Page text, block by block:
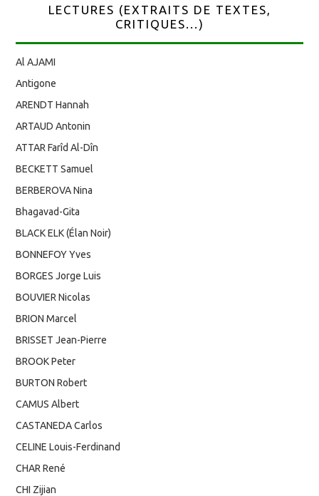
LECTURES (EXTRAITS DE TEXTES,
CRITIQUES...)
Al AJAMI
Antigone
ARENDT Hannah
ARTAUD Antonin
ATTAR Farîd Al-Dîn
BECKETT Samuel
BERBEROVA Nina
Bhagavad-Gita
BLACK ELK (Élan Noir)
BONNEFOY Yves
BORGES Jorge Luis
BOUVIER Nicolas
BRION Marcel
BRISSET Jean-Pierre
BROOK Peter
BURTON Robert
CAMUS Albert
CASTANEDA Carlos
CELINE Louis-Ferdinand
CHAR René
CHI Zijian